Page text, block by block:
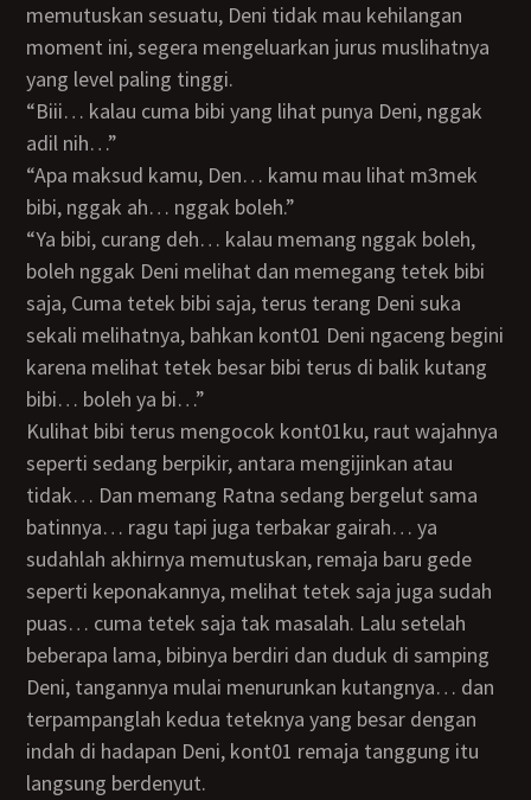
memutuskan sesuatu, Deni tidak mau kehilangan
moment ini, segera mengeluarkan jurus muslihatnya
yang level paling tinggi.
“Biii… kalau cuma bibi yang lihat punya Deni, nggak
adil nih…”
“Apa maksud kamu, Den… kamu mau lihat m3mek
bibi, nggak ah… nggak boleh.”
“Ya bibi, curang deh… kalau memang nggak boleh,
boleh nggak Deni melihat dan memegang tetek bibi
saja, Cuma tetek bibi saja, terus terang Deni suka
sekali melihatnya, bahkan kont01 Deni ngaceng begini
karena melihat tetek besar bibi terus di balik kutang
bibi… boleh ya bi…”
Kulihat bibi terus mengocok kont01ku, raut wajahnya
seperti sedang berpikir, antara mengijinkan atau
tidak… Dan memang Ratna sedang bergelut sama
batinnya… ragu tapi juga terbakar gairah… ya
sudahlah akhirnya memutuskan, remaja baru gede
seperti keponakannya, melihat tetek saja juga sudah
puas… cuma tetek saja tak masalah. Lalu setelah
beberapa lama, bibinya berdiri dan duduk di samping
Deni, tangannya mulai menurunkan kutangnya… dan
terpampanglah kedua teteknya yang besar dengan
indah di hadapan Deni, kont01 remaja tanggung itu
langsung berdenyut.